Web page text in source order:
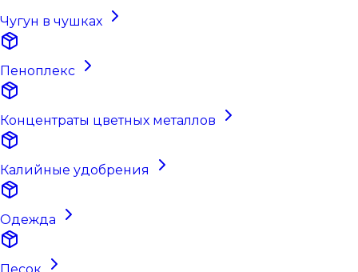
Чугун в чушках
Пеноплекс
Концентраты цветных металлов
Калийные удобрения
Одежда
Песок